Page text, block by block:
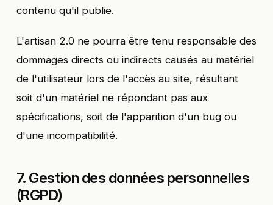
contenu qu'il publie.
L'artisan 2.0 ne pourra être tenu responsable des
dommages directs ou indirects causés au matériel
de l'utilisateur lors de l'accès au site, résultant
soit d'un matériel ne répondant pas aux
spécifications, soit de l'apparition d'un bug ou
d'une incompatibilité.
7. Gestion des données personnelles
(RGPD)